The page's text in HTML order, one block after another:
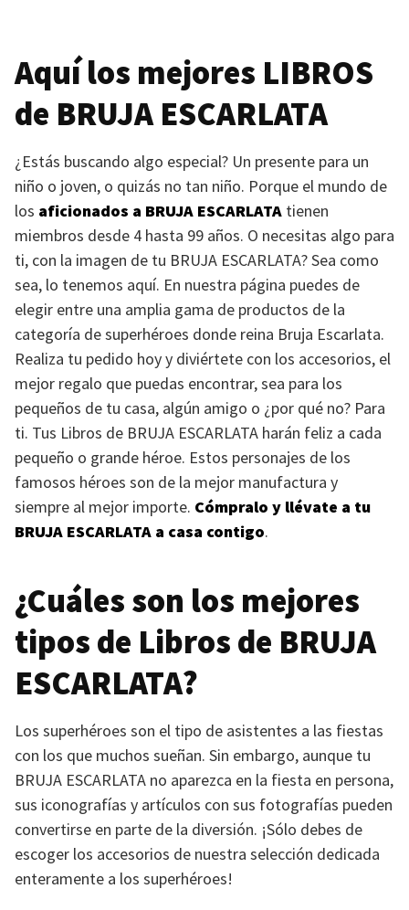
Aquí los mejores LIBROS
de BRUJA ESCARLATA
¿Estás buscando algo especial? Un presente para un
niño o joven, o quizás no tan niño. Porque el mundo de
los aficionados a BRUJA ESCARLATA tienen
miembros desde 4 hasta 99 años. O necesitas algo para
ti, con la imagen de tu BRUJA ESCARLATA? Sea como
sea, lo tenemos aquí. En nuestra página puedes de
elegir entre una amplia gama de productos de la
categoría de superhéroes donde reina Bruja Escarlata.
Realiza tu pedido hoy y diviértete con los accesorios, el
mejor regalo que puedas encontrar, sea para los
pequeños de tu casa, algún amigo o ¿por qué no? Para
ti. Tus Libros de BRUJA ESCARLATA harán feliz a cada
pequeño o grande héroe. Estos personajes de los
famosos héroes son de la mejor manufactura y
siempre al mejor importe. Cómpralo y llévate a tu
BRUJA ESCARLATA a casa contigo.
¿Cuáles son los mejores
tipos de Libros de BRUJA
ESCARLATA?
Los superhéroes son el tipo de asistentes a las fiestas
con los que muchos sueñan. Sin embargo, aunque tu
BRUJA ESCARLATA no aparezca en la fiesta en persona,
sus iconografías y artículos con sus fotografías pueden
convertirse en parte de la diversión. ¡Sólo debes de
escoger los accesorios de nuestra selección dedicada
enteramente a los superhéroes!